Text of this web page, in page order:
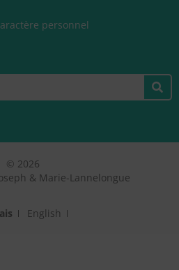
personnel
© 2026
& Marie-Lannelongue
English